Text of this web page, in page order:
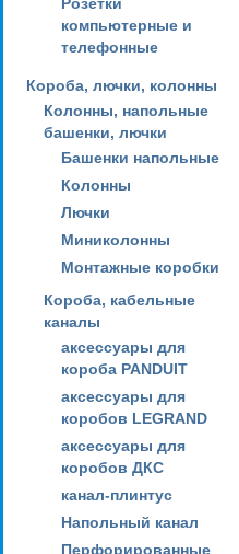
компьютерные и
телефонные
Короба, лючки, колонны
Колонны, напольные
башенки, лючки
Башенки напольные
Колонны
Лючки
Миниколонны
Монтажные коробки
Короба, кабельные
каналы
аксессуары для
короба PANDUIT
аксессуары для
коробов LEGRAND
аксессуары для
коробов ДКС
канал-плинтус
Напольный канал
Перфорированные